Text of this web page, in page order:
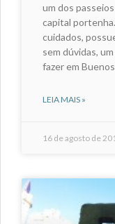
um dos
capital
cuidados,
sem dúvidas,
fazer em
LEIA MAIS »
16 de agosto de